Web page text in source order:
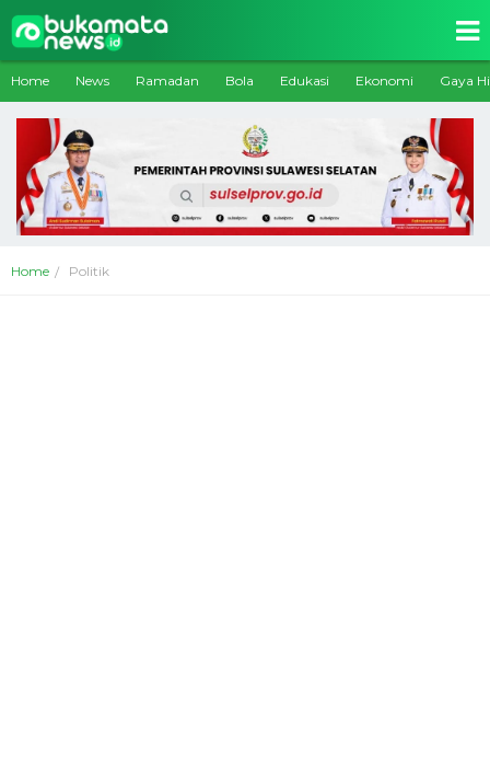
Home News Ramadan Bola Edukasi Ekonomi Gaya
Home Politik